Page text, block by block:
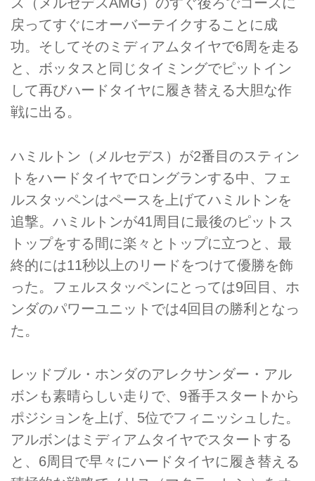
戻ってすぐにオーバーテイクすることに成
功。そしてそのミディアムタイヤで6周を走る
と、ボッタスと同じタイミングでピットイン
して再びハードタイヤに履き替える大胆な作
戦に出る。
ハミルトン（メルセデス）が2番目のスティン
トをハードタイヤでロングランする中、フェ
ルスタッペンはペースを上げてハミルトンを
追撃。ハミルトンが41周目に最後のピットス
トップをする間に楽々とトップに立つと、最
終的には11秒以上のリードをつけて優勝を飾
った。フェルスタッペンにとっては9回目、ホ
ンダのパワーユニットでは4回目の勝利となっ
た。
レッドブル・ホンダのアレクサンダー・アル
ボンも素晴らしい走りで、9番手スタートから
ポジションを上げ、5位でフィニッシュした。
アルボンはミディアムタイヤでスタートする
と、6周目で早々にハードタイヤに履き替える